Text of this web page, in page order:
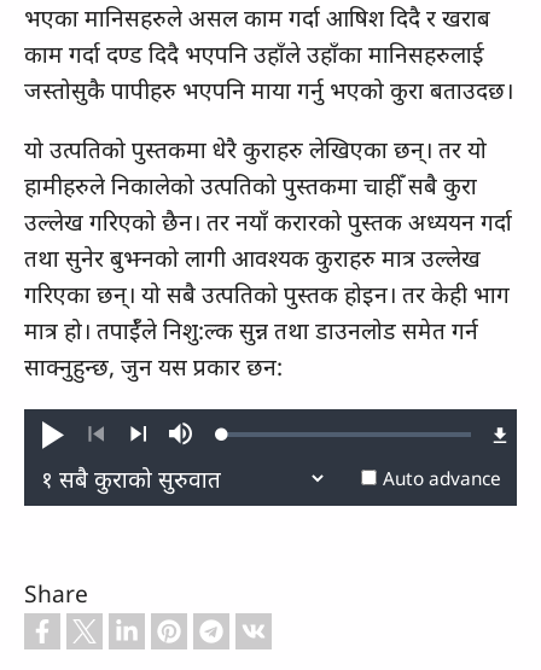
भएका मानिसहरुले असल काम गर्दा आषिश दिदै र खराब
काम गर्दा दण्‍ड दिदै भएपनि उहाँले उहाँका मानिसहरुलाई
जस्‍तोसुकै पापीहरु भएपनि माया गर्नु भएको कुरा बताउदछ।
यो उत्‍पतिको पुस्‍तकमा धेरै कुराहरु लेखिएका छन्‌। तर यो
हामीहरुले निकालेको उत्‍पतिको पुस्‍तकमा चाहीँ सबै कुरा
उल्‍लेख गरिएको छैन। तर नयाँ करारको पुस्‍तक अध्‍ययन गर्दा
तथा सुनेर बुझ्नको लागी आवश्‍यक कुराहरु मात्र उल्‍लेख
गरिएका छन्‌। यो सबै उत्‍पतिको पुस्‍तक होइन। तर केही भाग
मात्र हो। तपाईँले निशु:ल्क सुन्न तथा डाउनलोड समेत गर्न
साक्नुहुन्छ, जुन यस प्रकार छन:
Play
PreviousNext
MuteLoaded:
Auto advance
Share